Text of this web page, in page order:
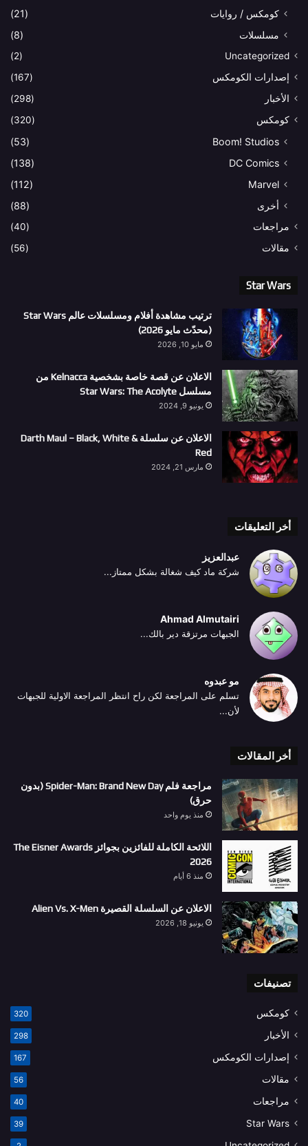
كومكس / روايات
(21)
مسلسلات
(8)
Uncategorized
(2)
إصدارات الكومكس
(167)
الأخبار
(298)
كومكس
(320)
Boom! Studios
(53)
DC Comics
(138)
Marvel
(112)
أخرى
(88)
مراجعات
(40)
مقالات
(56)
Star Wars
ترتيب مشاهدة أفلام ومسلسلات عالم Star Wars
(محدّث مايو 2026)
مايو 10, 2026
الاعلان عن قصة خاصة بشخصية Kelnacca من
مسلسل Star Wars: The Acolyte
يونيو 9, 2024
الاعلان عن سلسلة Darth Maul – Black, White &
Red
مارس 21, 2024
أخر التعليقات
عبدالعزيز
شركة ماد كيف شغالة بشكل ممتاز...
Ahmad Almutairi
الجبهات مرتزقة دير بالك...
مو عبدوه
تسلم على المراجعة لكن راح انتظر المراجعة الاولية للجبهات
لأن...
أخر المقالات
مراجعة فلم Spider-Man: Brand New Day (بدون
حرق)
منذ يوم واحد
اللائحة الكاملة للفائزين بجوائز The Eisner Awards
2026
منذ 6 أيام
الاعلان عن السلسلة القصيرة Alien Vs. X-Men
يونيو 18, 2026
تصنيفات
كومكس 320
الأخبار 298
إصدارات الكومكس 167
مقالات 56
مراجعات 40
Star Wars
39